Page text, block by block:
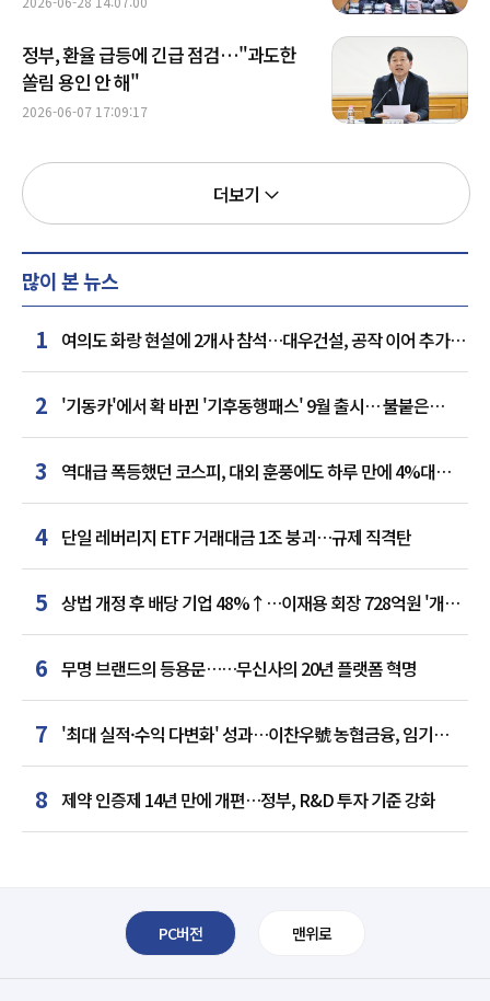
정부, 환율 급등에 긴급 점검…"과도한
쏠림 용인 안 해"
2026-06-07 17:09:17
더보기
많이 본 뉴스
1 여의도 화랑 현설에 2개사 참석…대우건설, 공작 이어 추가
거점 확보하나
2 '기동카'에서 확 바뀐 '기후동행패스' 9월 출시… 불붙은
카드사 경쟁
3
역대급 폭등했던 코스피, 대외 훈풍에도 하루 만에 4%대
급락
4 단일 레버리지 ETF 거래대금 1조 붕괴…규제 직격탄
5 상법 개정 후 배당 기업 48%↑…이재용 회장 728억원 '개인
최다'
6 무명 브랜드의 등용문……무신사의 20년 플랫폼 혁명
7 '최대 실적·수익 다변화' 성과…이찬우號 농협금융, 임기
말년 성장 박차
8 제약 인증제 14년 만에 개편…정부, R&D 투자 기준 강화
PC버전 맨위로